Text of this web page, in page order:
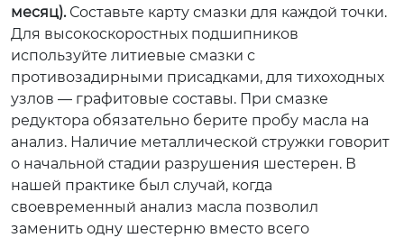
месяц).Составьте карту смазки для каждой точки.
Для высокоскоростных подшипников
используйте литиевые смазки с
противозадирными присадками, для тихоходных
узлов — графитовые составы. При смазке
редуктора обязательно берите пробу масла на
анализ. Наличие металлической стружки говорит
о начальной стадии разрушения шестерен. В
нашей практике был случай, когда
своевременный анализ масла позволил
заменить одну шестерню вместо всего